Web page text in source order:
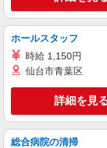
キープ
正社員
株式会社HITOWA フ
に
ホールスタッフ
時給 1,150円
仙台市青葉区
詳細を見
総合病院の清掃